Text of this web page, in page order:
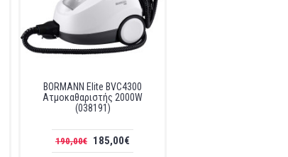
BORMANN Elite BVC4300
Ατμοκαθαριστής 2000W
(038191)
190,00€ 185,00€